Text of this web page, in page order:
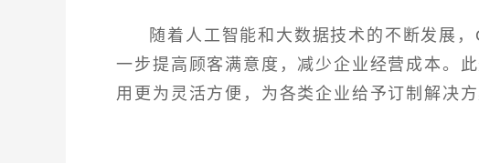
随着人工智能和大数据技术的不断发展，
一步提高顾客满意度，减少企业经营成本。
用更为灵活方便，为各类企业给予订制解决方